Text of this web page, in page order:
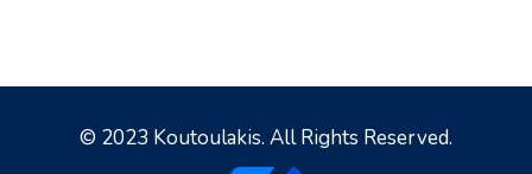
© 2023 Koutoulakis. All Rights Reserved.